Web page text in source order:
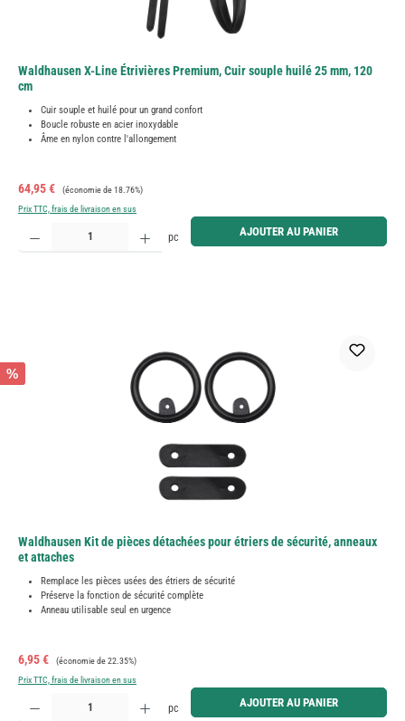
Waldhausen X-Line Étrivières Premium, Cuir souple huilé 25 mm, 120
cm
Cuir souple et huilé pour un grand confort
Boucle robuste en acier inoxydable
Âme en nylon contre l'allongement
Prix de vente :
64,95 € Prix régulier :
(économie de 18.76%)
Prix TTC, frais de livraison en sus
Quantité de produit : Entrez la quantité souhaitée ou utilisez les boutons pour augmenter ou
pc AJOUTER AU PANIER
%
Waldhausen Kit de pièces détachées pour étriers de sécurité, anneaux
et attaches
Remplace les pièces usées des étriers de sécurité
Préserve la fonction de sécurité complète
Anneau utilisable seul en urgence
Prix de vente :
6,95 € Prix régulier :
(économie de 22.35%)
Prix TTC, frais de livraison en sus
Quantité de produit : Entrez la quantité souhaitée ou utilisez les boutons pour augmenter ou
pc AJOUTER AU PANIER